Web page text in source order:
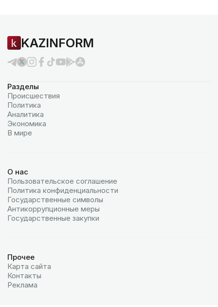
KAZINFORM
Разделы
Происшествия
Политика
Аналитика
Экономика
В мире
О нас
Пользовательское соглашение
Политика конфиденциальности
Государственные символы
Антикоррупционные меры
Государственные закупки
Прочее
Карта сайта
Контакты
Реклама